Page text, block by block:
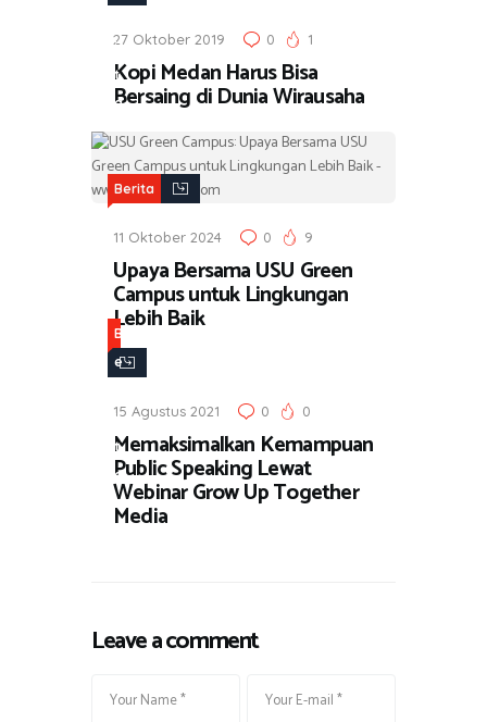
i
t
a
27 Oktober 2019 0 1
Kopi Medan Harus Bisa
Bersaing di Dunia Wirausaha
Berita
11 Oktober 2024 0 9
Upaya Bersama USU Green
Campus untuk Lingkungan
Lebih Baik
B
e
i
t
a
15 Agustus 2021 0 0
Memaksimalkan Kemampuan
Public Speaking Lewat
Webinar Grow Up Together
Media
Leave a comment